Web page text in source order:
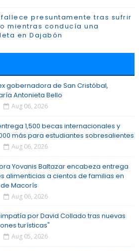
presuntamente tras sufrir
mientras conducía una
en Dajabón
gobernadora de San Cristóbal,
Antonieta Bello
Aug 06, 2026
1,500 becas internacionales y
más para estudiantes sobresalientes
Aug 06, 2026
Yovanis Baltazar encabeza entrega
alimenticias a cientos de familias en
Macorís
Aug 06, 2026
por David Collado tras nuevas
turísticas"
Aug 05, 2026